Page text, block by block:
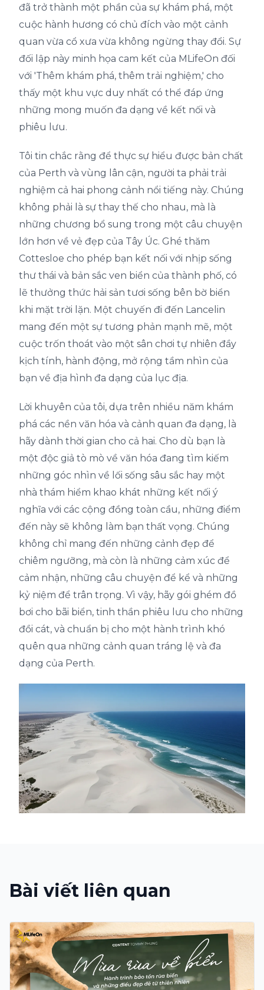
đã trở thành một phần của sự khám phá, một
cuộc hành hương có chủ đích vào một cảnh
quan vừa cổ xưa vừa không ngừng thay đổi. Sự
đối lập này minh họa cam kết của MLifeOn đối
với 'Thêm khám phá, thêm trải nghiệm,' cho
thấy một khu vực duy nhất có thể đáp ứng
những mong muốn đa dạng về kết nối và
phiêu lưu.
Tôi tin chắc rằng để thực sự hiểu được bản chất
của Perth và vùng lân cận, người ta phải trải
nghiệm cả hai phong cảnh nổi tiếng này. Chúng
không phải là sự thay thế cho nhau, mà là
những chương bổ sung trong một câu chuyện
lớn hơn về vẻ đẹp của Tây Úc. Ghé thăm
Cottesloe cho phép bạn kết nối với nhịp sống
thư thái và bản sắc ven biển của thành phố, có
lẽ thưởng thức hải sản tươi sống bên bờ biển
khi mặt trời lặn. Một chuyến đi đến Lancelin
mang đến một sự tương phản mạnh mẽ, một
cuộc trốn thoát vào một sân chơi tự nhiên đầy
kịch tính, hành động, mở rộng tầm nhìn của
bạn về địa hình đa dạng của lục địa.
Lời khuyên của tôi, dựa trên nhiều năm khám
phá các nền văn hóa và cảnh quan đa dạng, là
hãy dành thời gian cho cả hai. Cho dù bạn là
một độc giả tò mò về văn hóa đang tìm kiếm
những góc nhìn về lối sống sâu sắc hay một
nhà thám hiểm khao khát những kết nối ý
nghĩa với các cộng đồng toàn cầu, những điểm
đến này sẽ không làm bạn thất vọng. Chúng
không chỉ mang đến những cảnh đẹp để
chiêm ngưỡng, mà còn là những cảm xúc để
cảm nhận, những câu chuyện để kể và những
kỷ niệm để trân trọng. Vì vậy, hãy gói ghém đồ
bơi cho bãi biển, tinh thần phiêu lưu cho những
đồi cát, và chuẩn bị cho một hành trình khó
quên qua những cảnh quan tráng lệ và đa
dạng của Perth.
Bài viết liên quan